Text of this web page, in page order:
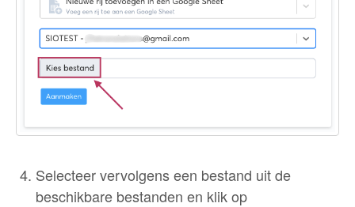
Selecteer vervolgens een bestand uit de
beschikbare bestanden en klik op